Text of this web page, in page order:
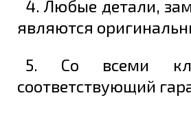
4. Любые детали,
являются
5. Со всеми
соответствующий